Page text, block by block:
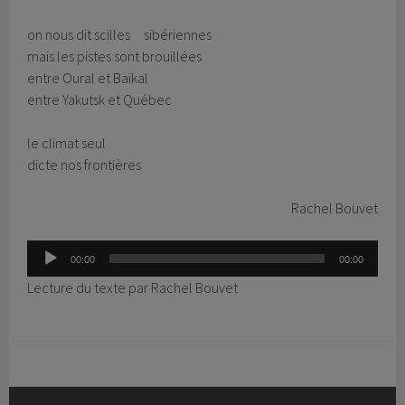
on nous dit scilles sibériennes
mais les pistes sont brouillées
entre Oural et Baïkal
entre Yakutsk et Québec
le climat seul
dicte nos frontières
Rachel Bouvet
Lecteur
audio
00:00 00:00
Lecture du texte par Rachel Bouvet